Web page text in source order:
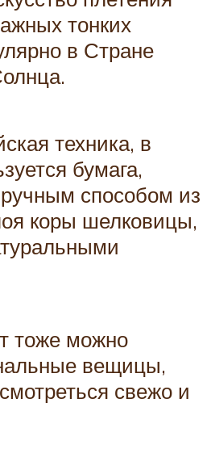
тонких
в Стране
техника, в
бумага,
ручным способом из
коры шелковицы,
тоже можно
вещицы,
свежо и